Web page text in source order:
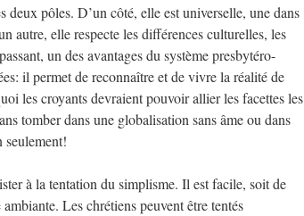
deux pôles. D’un côté, elle est universelle, une dans
autre, elle respecte les différences culturelles, les
un des avantages du système presbytéro-
il permet de reconnaître et de vivre la réalité de
les croyants devraient pouvoir allier les facettes les
tomber dans une globalisation sans âme ou dans
à la tentation du simplisme. Il est facile, soit de
Les chrétiens peuvent être tentés